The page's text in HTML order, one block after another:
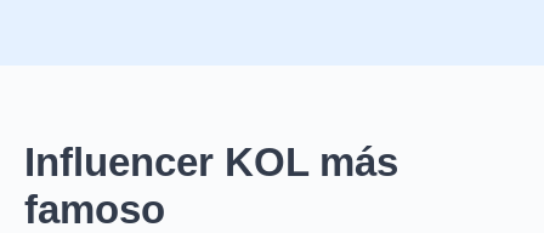
Influencer KOL más
famoso